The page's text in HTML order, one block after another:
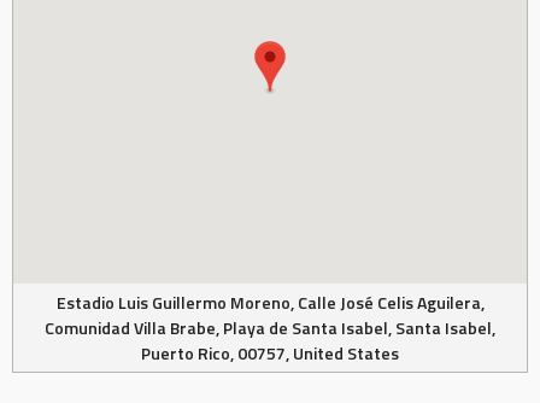
Estadio Luis Guillermo Moreno, Calle José Celis Aguilera,
Comunidad Villa Brabe, Playa de Santa Isabel, Santa Isabel,
Puerto Rico, 00757, United States